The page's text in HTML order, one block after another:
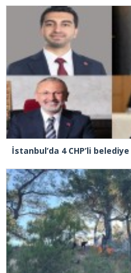
İstanbul’da 4 CHP’li